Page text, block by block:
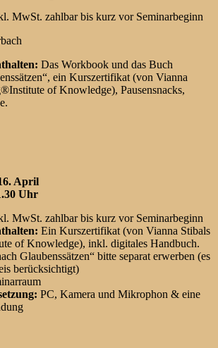
MwSt. zahlbar bis kurz vor Seminarbeginn
Das Workbook und das Buch
ein Kurszertifikat (von Vianna
of Knowledge), Pausensnacks,
April
Uhr
MwSt. zahlbar bis kurz vor Seminarbeginn
Ein Kurszertifikat (von Vianna Stibals
of Knowledge), inkl. digitales Handbuch.
Glaubenssätzen“ bitte separat erwerben (es
berücksichtigt)
PC, Kamera und Mikrophon & eine